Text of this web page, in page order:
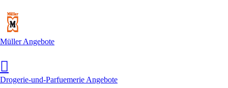
Müller Angebote
Drogerie-und-Parfuemerie Angebote